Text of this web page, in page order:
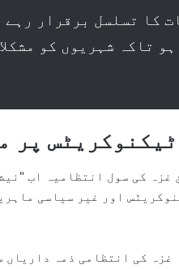
کا تسلسل برقرار
تاکہ شہریوں کو
پر
غزہ کی سول انتظامیہ اب
کی انتظامی ذمہ داریاں